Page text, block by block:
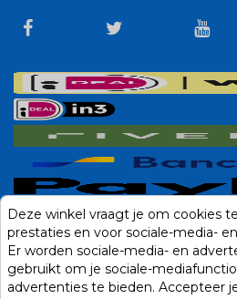
Deze winkel vraagt je om cookies
prestaties en voor sociale-media-
Er worden sociale-media- en
gebruikt om je sociale-
advertenties te bieden. Accepteer